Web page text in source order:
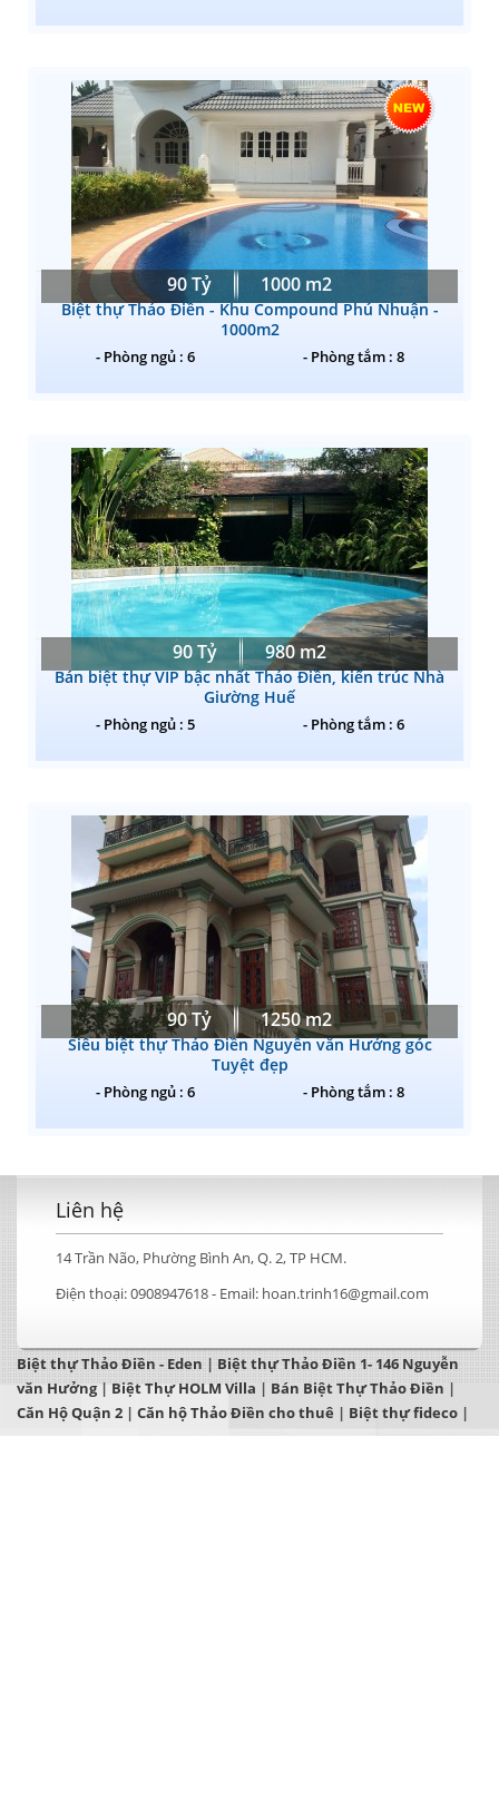
90 Tỷ 1000 m2
Biệt thự Thảo Điền - Khu Compound Phú Nhuận -
1000m2
- Phòng ngủ : 6 - Phòng tắm : 8
90 Tỷ 980 m2
Bán biệt thự VIP bậc nhất Thảo Điền, kiến trúc Nhà
Giường Huế
- Phòng ngủ : 5 - Phòng tắm : 6
90 Tỷ 1250 m2
Siêu biệt thự Thảo Điền Nguyễn văn Hưởng góc
Tuyệt đẹp
- Phòng ngủ : 6 - Phòng tắm : 8
Liên hệ
14 Trần Não, Phường Bình An, Q. 2, TP HCM.
Điện thoại:0908947618 - Email: hoan.trinh16@gmail.com
Biệt thự Thảo Điền - Eden | Biệt thự Thảo Điền 1- 146 Nguyễn
văn Hưởng|Biệt Thự HOLM Villa | Bán Biệt Thự Thảo Điền |
Căn Hộ Quận 2 | Căn hộ Thảo Điền cho thuê | Biệt thự fideco |